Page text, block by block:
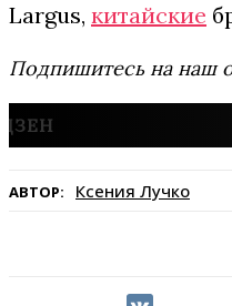
Largus, китайские
Подпишитесь на наш
АВТОР: Ксения Лучко